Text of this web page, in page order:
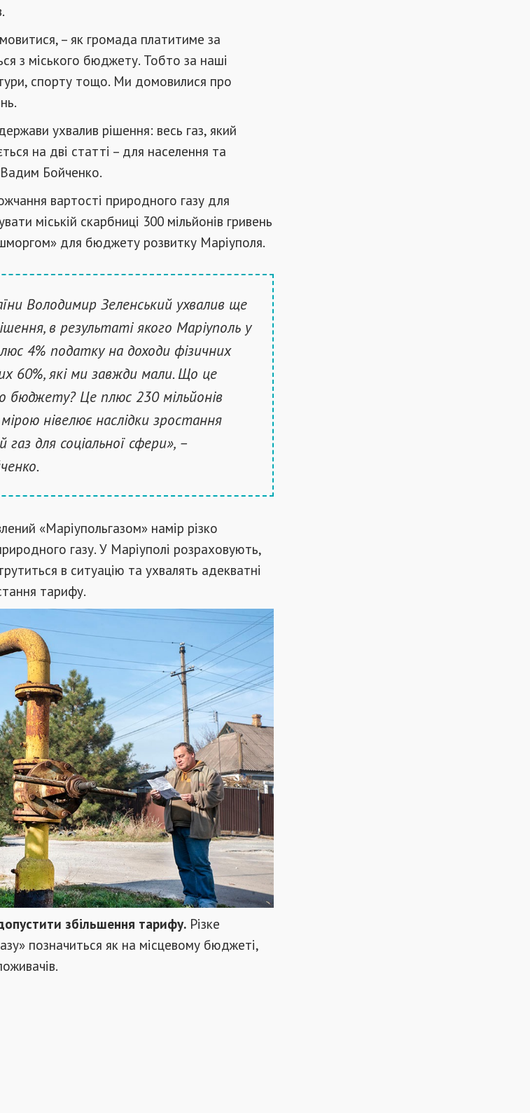
– як громада платитиме за
з міського бюджету. Тобто за наші
спорту тощо. Ми домовилися про
ухвалив рішення: весь газ, який
на дві статті – для населення та
Вадим Бойченко.
вартості природного газу для
міській скарбниці 300 мільйонів гривень
для бюджету розвитку Маріуполя.
Володимир Зеленський ухвалив ще
в результаті якого Маріуполь у
4% податку на доходи фізичних
60%, які ми завжди мали. Що це
бюджету? Це плюс 230 мільйонів
нівелює наслідки зростання
для соціальної сфери», –
«Маріупольгазом» намір різко
газу. У Маріуполі розраховують,
в ситуацію та ухвалять адекватні
тарифу.
збільшення тарифу. Різке
позначиться як на місцевому бюджеті,